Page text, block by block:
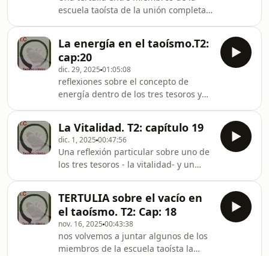
escuela taoísta de la unión completa
interno: el ancla. Comienza con una
pequeña definición de Gabriel Nieto
de lo que es el ancla.
La energía en el taoísmo.T2:
cap:20
dic. 29, 2025 01:05:08
reflexiones sobre el concepto de
energía dentro de los tres tesoros y
La Vitalidad. T2: capítulo 19
dic. 1, 2025 00:47:56
Una reflexión particular sobre uno de
los tres tesoros - la vitalidad- y un
maestro Caiwen Yu fundador de
nuestra escuela.
TERTULIA sobre el vacío en
el taoísmo. T2: Cap: 18
nov. 16, 2025 00:43:38
nos volvemos a juntar algunos de los
miembros de la escuela taoísta la